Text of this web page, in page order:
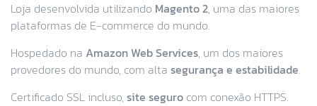
Loja desenvolvida utilizando Magento 2, uma das maiores
plataformas de E-commerce do mundo.
Hospedado na Amazon Web Services, um dos maiores
provedores do mundo, com alta segurança e estabilidade.
Certificado SSL incluso, site seguro com conexão HTTPS.